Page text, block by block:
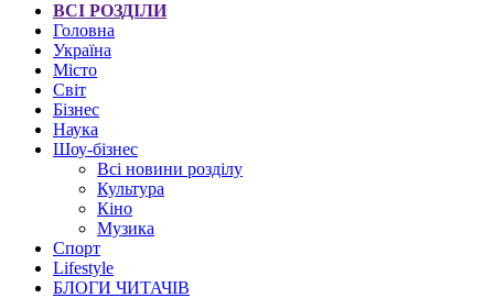
ВСІ РОЗДІЛИ
Головна
Україна
Місто
Світ
Бізнес
Наука
Шоу-бізнес
Всі новини розділу
Культура
Кіно
Музика
Спорт
Lifestyle
БЛОГИ ЧИТАЧІВ